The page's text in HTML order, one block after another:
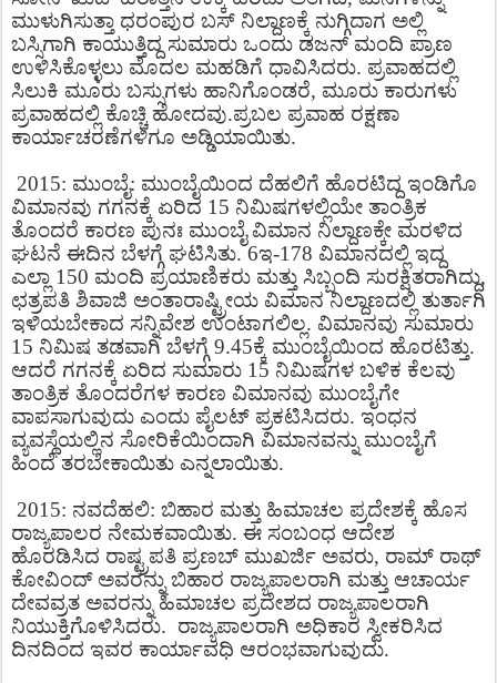
ಮುಳುಗಿಸುತ್ತಾ ಧರಂಪುರ ಬಸ್ ನಿಲ್ದಾಣಕ್ಕೆ ನುಗ್ಗಿದಾಗ ಅಲ್ಲಿ
ಬಸ್ಸಿಗಾಗಿ ಕಾಯುತ್ತಿದ್ದ ಸುಮಾರು ಒಂದು ಡಜನ್ ಮಂದಿ ಪ್ರಾಣ
ಉಳಿಸಿಕೊಳ್ಳಲು ಮೊದಲ ಮಹಡಿಗೆ ಧಾವಿಸಿದರು. ಪ್ರವಾಹದಲ್ಲಿ
ಸಿಲುಕಿ ಮೂರು ಬಸ್ಸುಗಳು ಹಾನಿಗೊಂಡರೆ, ಮೂರು ಕಾರುಗಳು
ಪ್ರವಾಹದಲ್ಲಿ ಕೊಚ್ಚಿ ಹೋದವು.ಪ್ರಬಲ ಪ್ರವಾಹ ರಕ್ಷಣಾ
ಕಾರ್ಯಾಚರಣೆಗಳಿಗೂ ಅಡ್ಡಿಯಾಯಿತು.
2015: ಮುಂಬೈ: ಮುಂಬೈಯಿಂದ ದೆಹಲಿಗೆ ಹೊರಟಿದ್ದ ಇಂಡಿಗೊ
ವಿಮಾನವು ಗಗನಕ್ಕೆ ಏರಿದ 15 ನಿಮಿಷಗಳಲ್ಲಿಯೇ ತಾಂತ್ರಿಕ
ತೊಂದರೆ ಕಾರಣ ಪುನಃ ಮುಂಬೈ ವಿಮಾನ ನಿಲ್ದಾಣಕ್ಕೇ ಮರಳಿದ
ಘಟನೆ ಈದಿನ ಬೆಳಗ್ಗೆ ಘಟಿಸಿತು. 6ಇ-178 ವಿಮಾನದಲ್ಲಿ ಇದ್ದ
ಎಲ್ಲಾ 150 ಮಂದಿ ಪ್ರಯಾಣಿಕರು ಮತ್ತು ಸಿಬ್ಬಂದಿ ಸುರಕ್ಷಿತರಾಗಿದ್ದು,
ಛತ್ರಪತಿ ಶಿವಾಜಿ ಅಂತಾರಾಷ್ಟ್ರೀಯ ವಿಮಾನ ನಿಲ್ದಾಣದಲ್ಲಿ ತುರ್ತಾಗಿ
ಇಳಿಯಬೇಕಾದ ಸನ್ನಿವೇಶ ಉಂಟಾಗಲಿಲ್ಲ. ವಿಮಾನವು ಸುಮಾರು
15 ನಿಮಿಷ ತಡವಾಗಿ ಬೆಳಗ್ಗೆ 9.45ಕ್ಕೆ ಮುಂಬೈಯಿಂದ ಹೊರಟಿತ್ತು.
ಆದರೆ ಗಗನಕ್ಕೆ ಏರಿದ ಸುಮಾರು 15 ನಿಮಿಷಗಳ ಬಳಿಕ ಕೆಲವು
ತಾಂತ್ರಿಕ ತೊಂದರೆಗಳ ಕಾರಣ ವಿಮಾನವು ಮುಂಬೈಗೇ
ವಾಪಸಾಗುವುದು ಎಂದು ಪೈಲಟ್ ಪ್ರಕಟಿಸಿದರು. ಇಂಧನ
ವ್ಯವಸ್ಥೆಯಲ್ಲಿನ ಸೋರಿಕೆಯಿಂದಾಗಿ ವಿಮಾನವನ್ನು ಮುಂಬೈಗೆ
ಹಿಂದೆ ತರಬೇಕಾಯಿತು ಎನ್ನಲಾಯಿತು.
2015: ನವದೆಹಲಿ: ಬಿಹಾರ ಮತ್ತು ಹಿಮಾಚಲ ಪ್ರದೇಶಕ್ಕೆ ಹೊಸ
ರಾಜ್ಯಪಾಲರ ನೇಮಕವಾಯಿತು. ಈ ಸಂಬಂಧ ಆದೇಶ
ಹೊರಡಿಸಿದ ರಾಷ್ಟ್ರಪತಿ ಪ್ರಣಬ್ ಮುಖರ್ಜಿ ಅವರು, ರಾಮ್ ರಾಥ್
ಕೋವಿಂದ್ ಅವರನ್ನು ಬಿಹಾರ ರಾಜ್ಯಪಾಲರಾಗಿ ಮತ್ತು ಆಚಾರ್ಯ
ದೇವವ್ರತ ಅವರನ್ನು ಹಿಮಾಚಲ ಪ್ರದೇಶದ ರಾಜ್ಯಪಾಲರಾಗಿ
ನಿಯುಕ್ತಿಗೊಳಿಸಿದರು. ರಾಜ್ಯಪಾಲರಾಗಿ ಅಧಿಕಾರ ಸ್ವೀಕರಿಸಿದ
ದಿನದಿಂದ ಇವರ ಕಾರ್ಯಾವಧಿ ಆರಂಭವಾಗುವುದು.